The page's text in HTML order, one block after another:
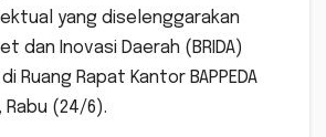
yang diselenggarakan
dan Inovasi Daerah (BRIDA)
Ruang Rapat Kantor BAPPEDA
Rabu (24/6).